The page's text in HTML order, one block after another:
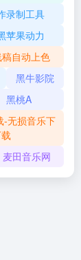
录制工具
苹果动力
自动上色
黑牛影院
黑桃A
-无损音乐下
麦田音乐网